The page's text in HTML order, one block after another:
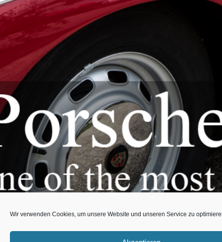
Wir verwenden Cookies, um unsere Website und unseren Service zu